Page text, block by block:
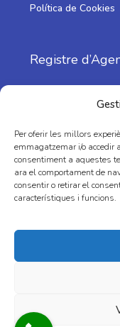
Per oferir les millors
emmagatzemar i/o
consentiment a aquestes
ara el comportament de
consentir o retirar el
característiques i funcions.
Política de Cookies
Registre
© MAS I